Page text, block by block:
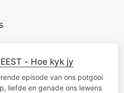
- Hoe kyk jy
episode van ons potgooi
liefde en genade ons lewens